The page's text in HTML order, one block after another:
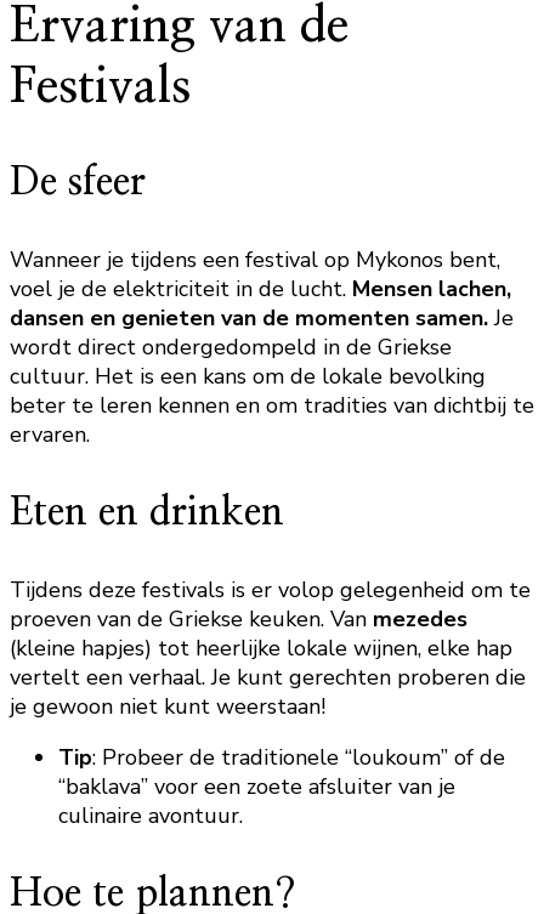
Ervaring van de
Festivals
De sfeer
Wanneer je tijdens een festival op Mykonos bent,
voel je de elektriciteit in de lucht. Mensen lachen,
dansen en genieten van de momenten samen.Je
wordt direct ondergedompeld in de Griekse
cultuur. Het is een kans om de lokale bevolking
beter te leren kennen en om tradities van dichtbij te
ervaren.
Eten en drinken
Tijdens deze festivals is er volop gelegenheid om te
proeven van de Griekse keuken. Van mezedes
(kleine hapjes) tot heerlijke lokale wijnen, elke hap
vertelt een verhaal. Je kunt gerechten proberen die
je gewoon niet kunt weerstaan!
Tip: Probeer de traditionele “loukoum” of de
“baklava” voor een zoete afsluiter van je
culinaire avontuur.
Hoe te plannen?